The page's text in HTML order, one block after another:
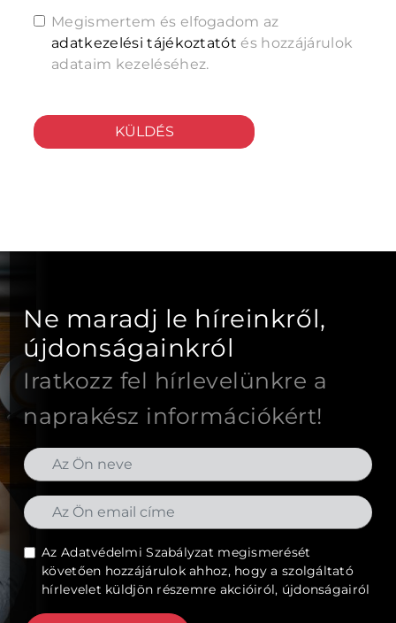
Megismertem és elfogadom az
adatkezelési tájékoztatót és hozzájárulok
adataim kezeléséhez.
KÜLDÉS
Ne maradj le híreinkről,
újdonságainkról
Iratkozz fel hírlevelünkre a
naprakész információkért!
AzAdatvédelmi Szabályzat megismerését
követően hozzájárulok ahhoz, hogy a szolgáltató
hírlevelet küldjön részemre akcióiról, újdonságairól